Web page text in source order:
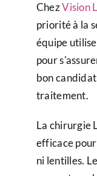
ChezVision
priorité à la
équipe
pour
bon
traitement.
La chirurgie
efficace
ni lentilles.